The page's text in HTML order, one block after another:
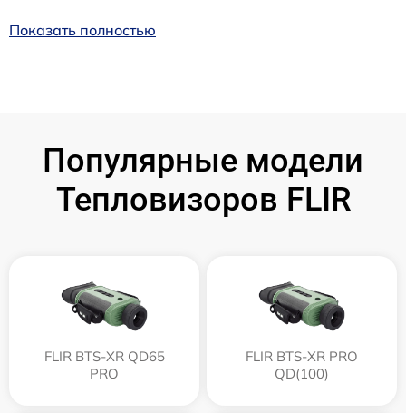
Показать полностью
Популярные модели
Тепловизоров FLIR
FLIR BTS-XR QD65
PRO
FLIR BTS-XR PRO
QD(100)